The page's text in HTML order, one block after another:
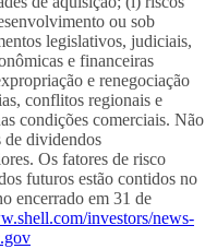
ou sob
legislativos, judiciais,
e financeiras
e renegociação
conflitos regionais e
condições comerciais. Não
de dividendos
Os fatores de risco
futuros estão contidos no
encerrado em 31 de
investors/news-